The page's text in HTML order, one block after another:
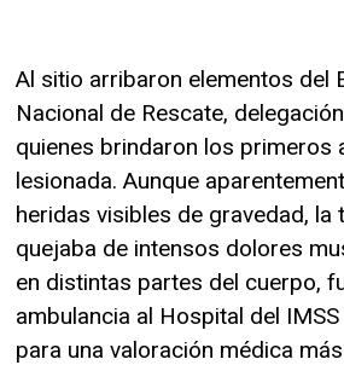
Al sitio arribaron elementos del
Nacional de Rescate,
quienes brindaron los primeros
lesionada. Aunque
heridas visibles de gravedad, la
quejaba de intensos dolores
en distintas partes del cuerpo,
ambulancia al Hospital del
para una valoración médica